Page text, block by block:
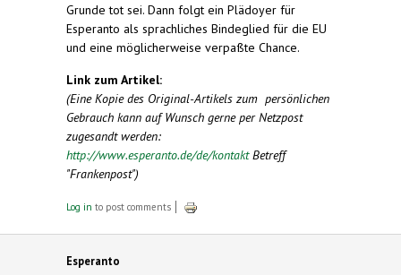
Grunde tot sei. Dann folgt ein Plädoyer für
Esperanto als sprachliches Bindeglied für die EU
und eine möglicherweise verpaßte Chance.
Link zum Artikel:
(Eine Kopie des Original-Artikels zum persönlichen
Gebrauch kann auf Wunsch gerne per Netzpost
zugesandt werden:
http://www.esperanto.de/de/kontaktBetreff
"Frankenpost")
Log in to post comments
Esperanto